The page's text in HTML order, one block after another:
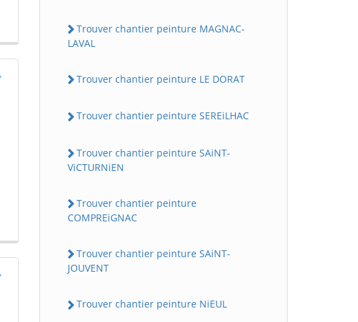
Trouver chantier peinture MAGNAC-
LAVAL
Trouver chantier peinture LE DORAT
Trouver chantier peinture SEREiLHAC
Trouver chantier peinture SAiNT-
ViCTURNiEN
Trouver chantier peinture
COMPREiGNAC
Trouver chantier peinture SAiNT-
JOUVENT
Trouver chantier peinture NiEUL